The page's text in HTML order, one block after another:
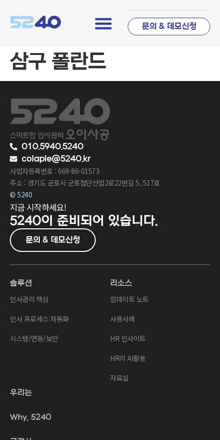
문의 & 데모신청
삼구 폴란드
010.5940.5240
colaple@5240.kr
사업자등록번호 : 669-86-01573
주소 : 경기도 군포시 군포첨단산업2로22번길 5, 517호
© 5240
지금 시작하세요!
5240이 준비되어 있습니다.
문의 & 데모신청
솔루션
인사관리 핵심
인사 프로세스 자동화
시스템/연동/보안
리소스
업데이트 노트
사용사례
HR 인사이트
HR의 AI활용
자료실
우리는
Why, 5240